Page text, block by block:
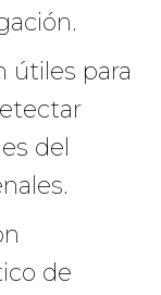
útiles para
del
de